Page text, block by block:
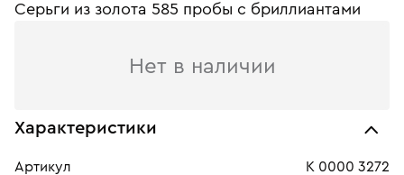
Серьги из золота 585 пробы c бриллиантами
Нет в наличии
Характеристики
Артикул
К 0000 3272